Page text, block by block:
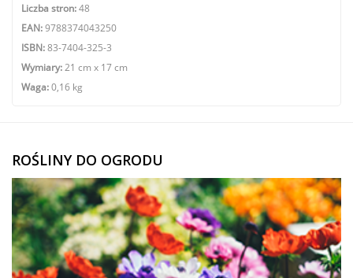
Liczba stron:48
EAN:9788374043250
ISBN:83-7404-325-3
Wymiary:21 cm x 17 cm
Waga:0,16 kg
ROŚLINY DO OGRODU